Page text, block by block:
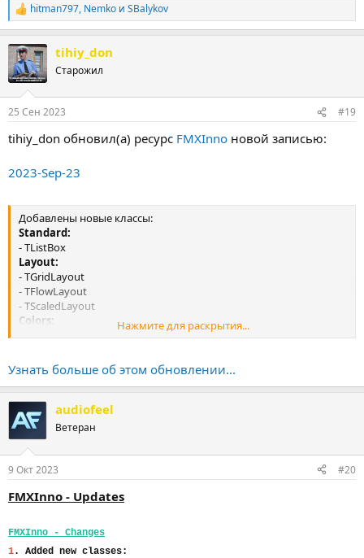
Р
е
к
ц
и
hitman797, Nemko и SBalykov
tihiy_don
Старожил
25 Сен 2023 #19
tihiy_don обновил(а) ресурс FMXInno новой записью:
2023-Sep-23
Добавлены новые классы:
Standard:
- TListBox
Layout:
- TGridLayout
- TFlowLayout
- TScaledLayout
Colors:
- TComboColorBox
Нажмите для раскрытия...
Узнать больше об этом обновлении...
audiofeel
Ветеран
9 Окт 2023 #20
FMXInno - Updates
FMXInno - Changes
1. Added new classes: